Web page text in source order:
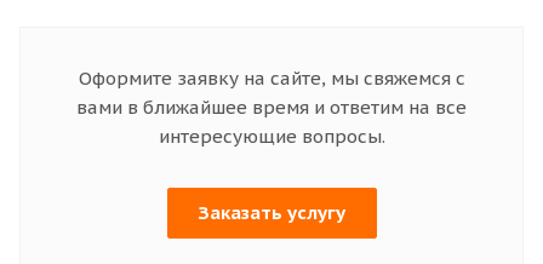
Оформите заявку на сайте, мы свяжемся с
вами в ближайшее время и ответим на все
интересующие вопросы.
Заказать услугу